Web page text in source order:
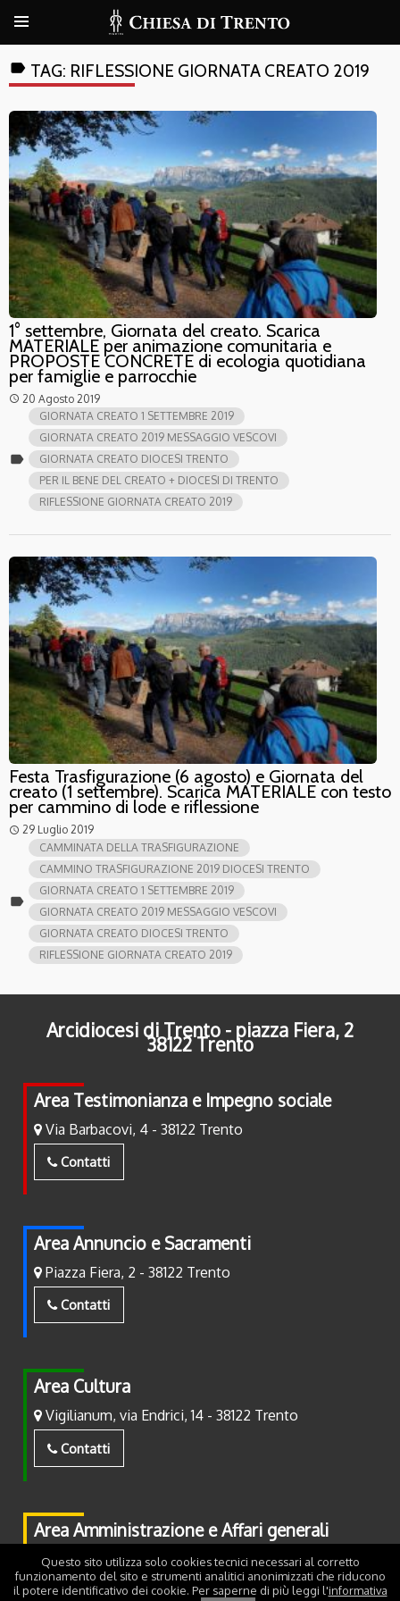
label TAG: RIFLESSIONE GIORNATA CREATO 2019
1° settembre, Giornata del creato. Scarica
MATERIALE per animazione comunitaria e
PROPOSTE CONCRETE di ecologia quotidiana
per famiglie e parrocchie
access_time 20 Agosto 2019
label
GIORNATA CREATO 1 SETTEMBRE 2019
GIORNATA CREATO 2019 MESSAGGIO VESCOVI
GIORNATA CREATO DIOCESI TRENTO
PER IL BENE DEL CREATO + DIOCESI DI TRENTO
RIFLESSIONE GIORNATA CREATO 2019
Festa Trasfigurazione (6 agosto) e Giornata del
creato (1 settembre). Scarica MATERIALE con testo
per cammino di lode e riflessione
access_time 29 Luglio 2019
label
CAMMINATA DELLA TRASFIGURAZIONE
CAMMINO TRASFIGURAZIONE 2019 DIOCESI TRENTO
GIORNATA CREATO 1 SETTEMBRE 2019
GIORNATA CREATO 2019 MESSAGGIO VESCOVI
GIORNATA CREATO DIOCESI TRENTO
RIFLESSIONE GIORNATA CREATO 2019
Arcidiocesi di Trento - piazza Fiera, 2
38122 Trento
Area Testimonianza e Impegno sociale
Via Barbacovi, 4 - 38122 Trento
Contatti
Area Annuncio e Sacramenti
Piazza Fiera, 2 - 38122 Trento
Contatti
Area Cultura
Vigilianum, via Endrici, 14 - 38122 Trento
Contatti
Area Amministrazione e Affari generali
Piazza Fiera, 2 - 38122 Trento
Contatti
Questo sito utilizza solo cookies tecnici necessari al corretto
funzionamento del sito e strumenti analitici anonimizzati che riducono
il potere identificativo dei cookie. Per saperne di più leggi l'informativa